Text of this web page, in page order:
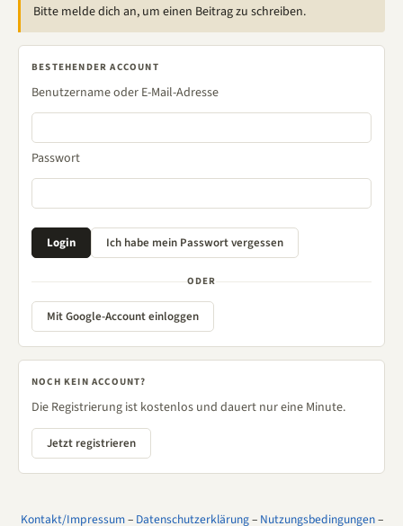
Bitte melde dich an, um einen Beitrag zu schreiben.
BESTEHENDER ACCOUNT
Benutzername oder E-Mail-Adresse
Passwort
ODER
Mit Google-Account einloggen
NOCH KEIN ACCOUNT?
Die Registrierung ist kostenlos und dauert nur eine Minute.
Jetzt registrieren
Kontakt/Impressum– Datenschutzerklärung– Nutzungsbedingungen–